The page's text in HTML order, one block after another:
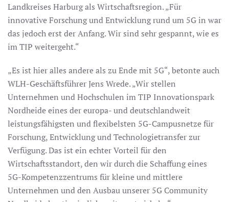
Landkreises Harburg als Wirtschaftsregion. „Für
innovative Forschung und Entwicklung rund um 5G in war
das jedoch erst der Anfang. Wir sind sehr gespannt, wie es
im TIP weitergeht.“
„Es ist hier alles andere als zu Ende mit 5G“, betonte auch
WLH-Geschäftsführer Jens Wrede. „Wir stellen
Unternehmen und Hochschulen im TIP Innovationspark
Nordheide eines der europa- und deutschlandweit
leistungsfähigsten und flexibelsten 5G-Campusnetze für
Forschung, Entwicklung und Technologietransfer zur
Verfügung. Das ist ein echter Vorteil für den
Wirtschaftsstandort, den wir durch die Schaffung eines
5G-Kompetenzzentrums für kleine und mittlere
Unternehmen und den Ausbau unserer 5G Community